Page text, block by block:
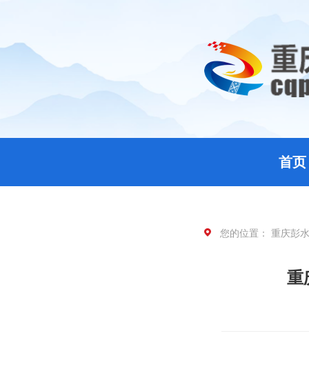
首页
您的位置： 重庆彭
重